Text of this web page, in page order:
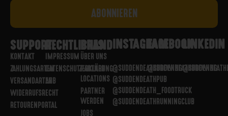
SUPPORT
KONTAKT
ZAHLUNGSARTEN
VERSANDARTEN
WIDERRUFSRECHT
RETOURENPORTAL
RECHTLICHES
IMPRESSUM
DATENSCHUTZERKLÄRUNG
AGB
BRAND
ÜBER UNS
PARTNER
LOCATIONS
PARTNER
WERDEN
JOBS
INSTAGRAM
@SUDDENDEATHBREWING
@SUDDENDEATHPUB
@SUDDENDEATH_FOODTRUCK
@SUDDENDEATHRUNNINGCLUB
FACEBOOK
@SUDDENDEATHBREWING
LINKEDIN